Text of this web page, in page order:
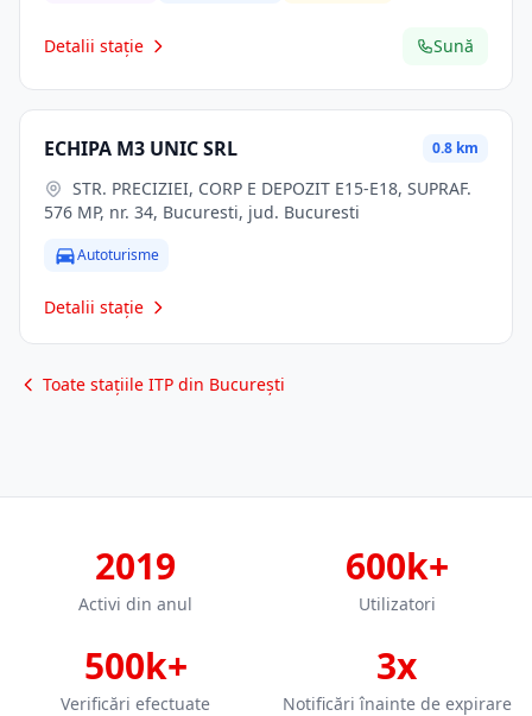
Detalii stație Sună
ECHIPA M3 UNIC SRL 0.8 km
576 MP, nr. 34, Bucuresti, jud. Bucuresti
Autoturisme
Detalii stație
Toate stațiile ITP din București
2019
Activi din anul
600k+
Utilizatori
500k+
Verificări efectuate
3x
Notificări înainte de expirare